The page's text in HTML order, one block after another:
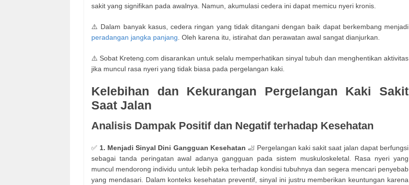
sakit yang signifikan pada awalnya. Namun, akumulasi cedera ini dapat memicu nyeri kronis.
⚠️ Dalam banyak kasus, cedera ringan yang tidak ditangani dengan baik dapat berkembang menjadi
peradangan jangka panjang. Oleh karena itu, istirahat dan perawatan awal sangat dianjurkan.
⚠️ Sobat Kreteng.com disarankan untuk selalu memperhatikan sinyal tubuh dan menghentikan aktivitas
jika muncul rasa nyeri yang tidak biasa pada pergelangan kaki.
Kelebihan dan Kekurangan Pergelangan Kaki Sakit
Saat Jalan
Analisis Dampak Positif dan Negatif terhadap Kesehatan
✅ 1. Menjadi Sinyal Dini Gangguan Kesehatan 🦶 Pergelangan kaki sakit saat jalan dapat berfungsi
sebagai tanda peringatan awal adanya gangguan pada sistem muskuloskeletal. Rasa nyeri yang
muncul mendorong individu untuk lebih peka terhadap kondisi tubuhnya dan segera mencari penyebab
yang mendasari. Dalam konteks kesehatan preventif, sinyal ini justru memberikan keuntungan karena